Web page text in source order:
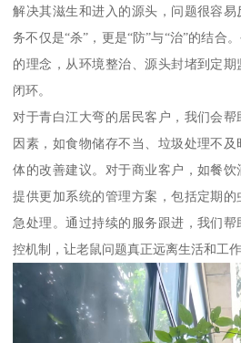
解决其滋生和进入的源头，问题很容
务不仅是“杀”，更是“防”与“治”的结合
的理念，从环境整治、源头封堵到定
闭环。
对于青白江大弯的居民客户，我们会
因素，如食物储存不当、垃圾处理不
体的改善建议。对于商业客户，如餐
提供更加系统的管理方案，包括定期
急处理。通过持续的服务跟进，我们
控机制，让老鼠问题真正远离生活和工作